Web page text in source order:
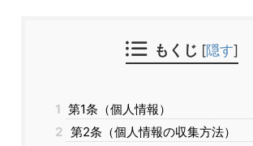
もくじ [隠す]
1 第1条（個人情報）
2 第2条（個人情報の収集方法）